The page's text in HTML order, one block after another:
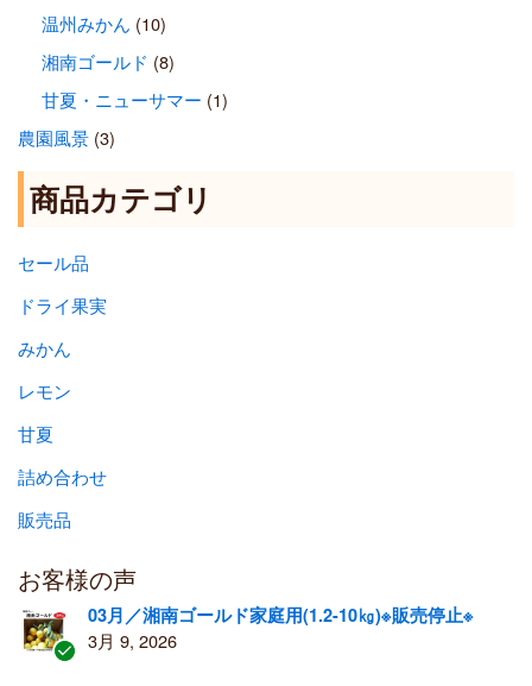
温州みかん (10)
湘南ゴールド (8)
甘夏・ニューサマー (1)
農園風景(3)
商品カテゴリ
セール品
ドライ果実
みかん
レモン
甘夏
詰め合わせ
販売品
お客様の声
03月／湘南ゴールド家庭用(1.2-10㎏)※販売停止※
3月 9, 2026